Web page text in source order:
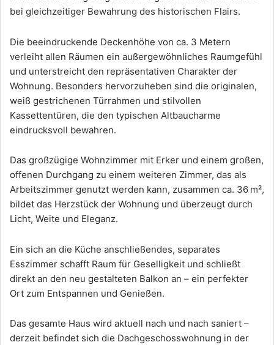
bei gleichzeitiger Bewahrung des historischen Flairs.
Die beeindruckende Deckenhöhe von ca. 3 Metern
verleiht allen Räumen ein außergewöhnliches Raumgefühl
und unterstreicht den repräsentativen Charakter der
Wohnung. Besonders hervorzuheben sind die originalen,
weiß gestrichenen Türrahmen und stilvollen
Kassettentüren, die den typischen Altbaucharme
eindrucksvoll bewahren.
Das großzügige Wohnzimmer mit Erker und einem großen,
offenen Durchgang zu einem weiteren Zimmer, das als
Arbeitszimmer genutzt werden kann, zusammen ca. 36 m²,
bildet das Herzstück der Wohnung und überzeugt durch
Licht, Weite und Eleganz.
Ein sich an die Küche anschließendes, separates
Esszimmer schafft Raum für Geselligkeit und schließt
direkt an den neu gestalteten Balkon an – ein perfekter
Ort zum Entspannen und Genießen.
Das gesamte Haus wird aktuell nach und nach saniert –
derzeit befindet sich die Dachgeschosswohnung in der